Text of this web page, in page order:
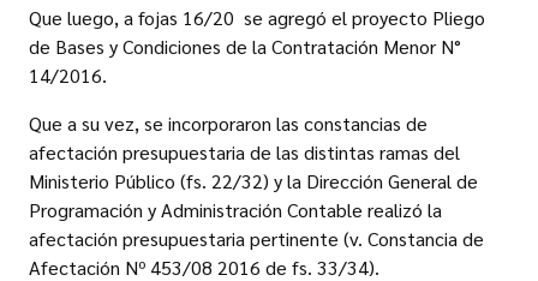
Que luego, a fojas 16/20 se agregó el proyecto Pliego
de Bases y Condiciones de la Contratación Menor N°
14/2016.
Que a su vez, se incorporaron las constancias de
afectación presupuestaria de las distintas ramas del
Ministerio Público (fs. 22/32) y la Dirección General de
Programación y Administración Contable realizó la
afectación presupuestaria pertinente (v. Constancia de
Afectación Nº 453/08 2016 de fs. 33/34).